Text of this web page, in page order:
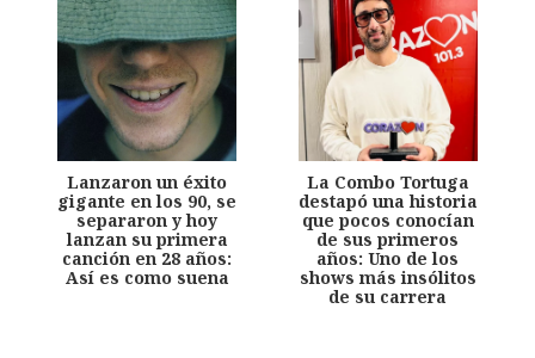
Lanzaron un éxito
gigante en los 90, se
separaron y hoy
lanzan su primera
canción en 28 años:
Así es como suena
La Combo Tortuga
destapó una historia
que pocos conocían
de sus primeros
años: Uno de los
shows más insólitos
de su carrera